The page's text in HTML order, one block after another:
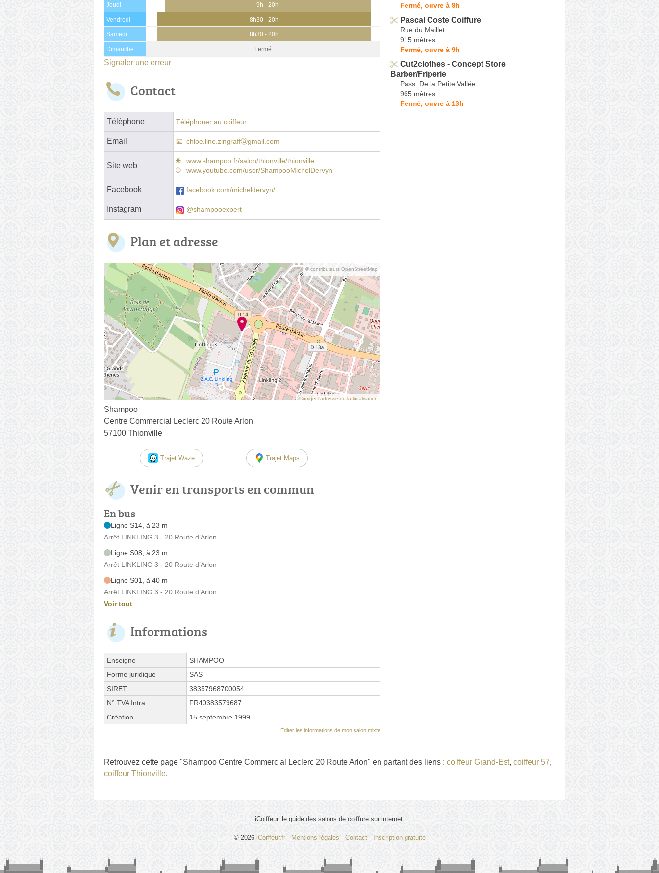
Jeudi 9h - 20h
Vendredi 8h30 - 20h
Samedi 8h30 - 20h
Dimanche Fermé
Signaler une erreur
Contact
Téléphone Téléphoner au coiffeur
Email chloe.line.zingraffⓐgmail.com
Site web
www.shampoo.fr/salon/thionville/thionville
www.youtube.com/user/ShampooMichelDervyn
Facebook facebook.com/micheldervyn/
Instagram @shampooexpert
Plan et adresse
© contributeurs OpenStreetMap
Corriger l’adresse ou la localisation
Shampoo
Centre Commercial Leclerc 20 Route Arlon
57100 Thionville
Trajet Waze Trajet Maps
Venir en transports en commun
En bus
Ligne S14, à 23 m
Arrêt LINKLING 3 - 20 Route d’Arlon
Ligne S08, à 23 m
Arrêt LINKLING 3 - 20 Route d’Arlon
Ligne S01, à 40 m
Arrêt LINKLING 3 - 20 Route d’Arlon
Voir tout
Informations
Enseigne
SHAMPOO
Forme juridique
SAS
SIRET
38357968700054
N° TVA Intra.
FR40383579687
Création
15 septembre 1999
Éditer les informations de mon salon mixte
Fermé, ouvre à 9h
Pascal Coste Coiffure
Rue du Maillet
915 mètres
Fermé, ouvre à 9h
Cut2clothes - Concept Store
Barber/Friperie
Pass. De la Petite Vallée
965 mètres
Fermé, ouvre à 13h
Retrouvez cette page "Shampoo Centre Commercial Leclerc 20 Route Arlon" en partant des liens : coiffeur Grand-Est, coiffeur 57,
coiffeur Thionville.
iCoiffeur, le guide des salons de coiffure sur internet.
© 2026 iCoiffeur.fr - Mentions légales - Contact- Inscription gratuite